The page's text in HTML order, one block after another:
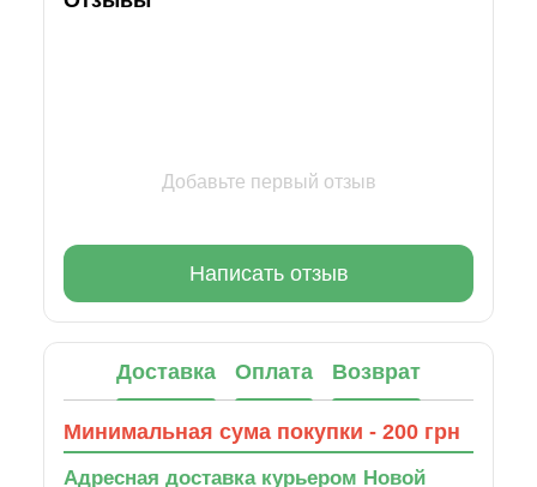
Добавьте первый отзыв
Написать отзыв
Доставка Оплата Возврат
Минимальная сума покупки - 200 грн
Адресная доставка курьером Новой